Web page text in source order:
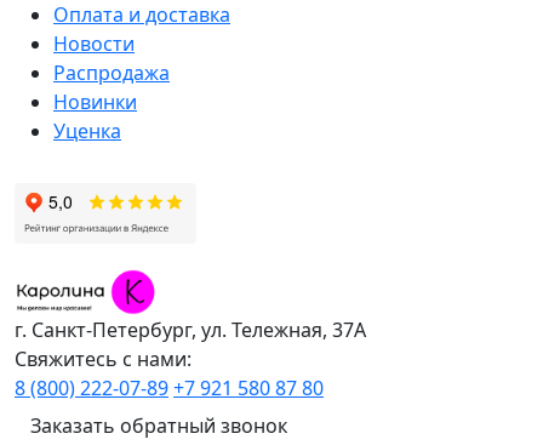
Оплата и доставка
Новости
Распродажа
Новинки
Уценка
г. Санкт-Петербург, ул. Тележная, 37А
Свяжитесь с нами:
8 (800) 222-07-89+7 921 580 87 80
Заказать обратный звонок